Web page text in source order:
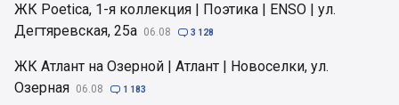
ЖК Poetica, 1-я коллекция | Поэтика | ENSO | ул.
Дегтяревская, 25а 06.08  3 128
ЖК Атлант на Озерной | Атлант | Новоселки, ул.
Озерная 06.08  1 183